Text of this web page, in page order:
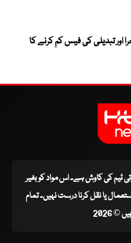
اور تبدیلی کی فیس کم کرنے کا
ٹیم کی کاوش ہے۔ اس مواد کو بغیر
یا نقل کرنا درست نہیں۔ تمام
2026